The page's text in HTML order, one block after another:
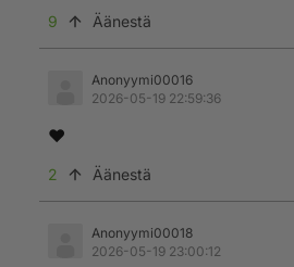
9 Äänestä
Anonyymi00016
2026-05-19 22:59:36
❤️
2 Äänestä
Anonyymi00018
2026-05-19 23:00:12